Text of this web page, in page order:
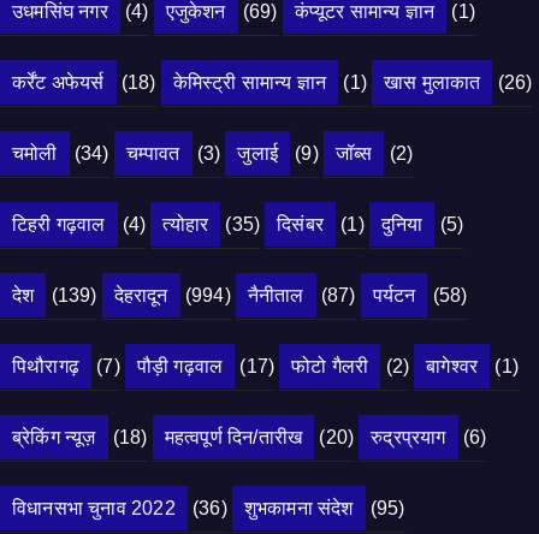
उधमसिंघ नगर (4) एजुकेशन (69) कंप्यूटर सामान्य ज्ञान (1)
कर्रेंट अफेयर्स (18) केमिस्ट्री सामान्य ज्ञान (1) खास मुलाकात (26)
चमोली (34) चम्पावत (3) जुलाई (9) जॉब्स (2)
टिहरी गढ़वाल (4) त्योहार (35) दिसंबर (1) दुनिया (5)
देश (139) देहरादून (994) नैनीताल (87) पर्यटन (58)
पिथौरागढ़ (7) पौड़ी गढ़वाल (17) फोटो गैलरी (2) बागेश्वर (1)
ब्रेकिंग न्यूज़ (18) महत्वपूर्ण दिन/तारीख (20) रुद्रप्रयाग (6)
विधानसभा चुनाव 2022 (36) शुभकामना संदेश (95)